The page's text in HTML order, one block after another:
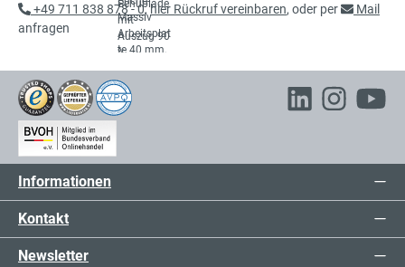
+49 711 838 878 - 0,hier Rückruf vereinbaren, oder per
Mail
anfragen
Informationen
Kontakt
Newsletter